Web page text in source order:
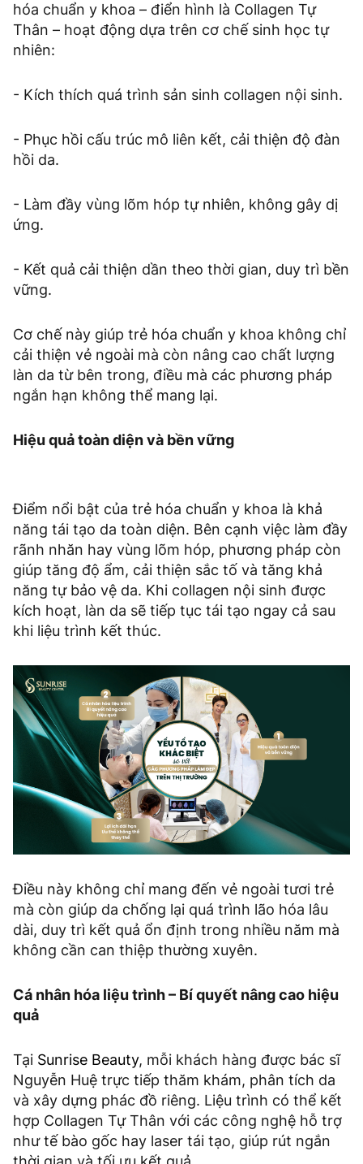
hóa chuẩn y khoa – điển hình là Collagen Tự
Thân – hoạt động dựa trên cơ chế sinh học tự
nhiên:
- Kích thích quá trình sản sinh collagen nội sinh.
- Phục hồi cấu trúc mô liên kết, cải thiện độ đàn
hồi da.
- Làm đầy vùng lõm hóp tự nhiên, không gây dị
ứng.
- Kết quả cải thiện dần theo thời gian, duy trì bền
vững.
Cơ chế này giúp trẻ hóa chuẩn y khoa không chỉ
cải thiện vẻ ngoài mà còn nâng cao chất lượng
làn da từ bên trong, điều mà các phương pháp
ngắn hạn không thể mang lại.
Hiệu quả toàn diện và bền vững
Điểm nổi bật của trẻ hóa chuẩn y khoa là khả
năng tái tạo da toàn diện. Bên cạnh việc làm đầy
rãnh nhăn hay vùng lõm hóp, phương pháp còn
giúp tăng độ ẩm, cải thiện sắc tố và tăng khả
năng tự bảo vệ da. Khi collagen nội sinh được
kích hoạt, làn da sẽ tiếp tục tái tạo ngay cả sau
khi liệu trình kết thúc.
Điều này không chỉ mang đến vẻ ngoài tươi trẻ
mà còn giúp da chống lại quá trình lão hóa lâu
dài, duy trì kết quả ổn định trong nhiều năm mà
không cần can thiệp thường xuyên.
Cá nhân hóa liệu trình – Bí quyết nâng cao hiệu
quả
Tại Sunrise Beauty, mỗi khách hàng được bác sĩ
Nguyễn Huệ trực tiếp thăm khám, phân tích da
và xây dựng phác đồ riêng. Liệu trình có thể kết
hợp Collagen Tự Thân với các công nghệ hỗ trợ
như tế bào gốc hay laser tái tạo, giúp rút ngắn